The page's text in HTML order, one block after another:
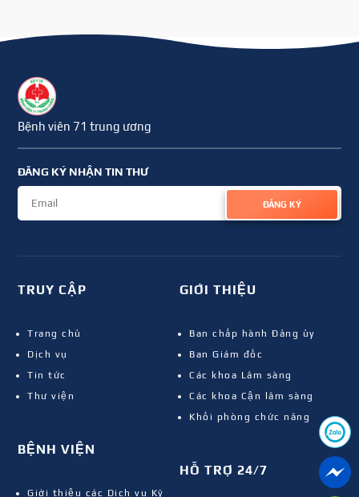
Bệnh viên 71 trung ương
ĐĂNG KÝ NHẬN TIN THƯ
ĐĂNG KÝ
TRUY CẬP
Trang chủ
Dịch vụ
Tin tức
Thư viện
BỆNH VIỆN
Giới thiệu các Dịch vụ Kỹ
GIỚI THIỆU
Ban chấp hành Đảng ủy
Ban Giám đốc
Các khoa Lâm sàng
Các khoa Cận lâm sàng
Khối phòng chức năng
HỖ TRỢ 24/7